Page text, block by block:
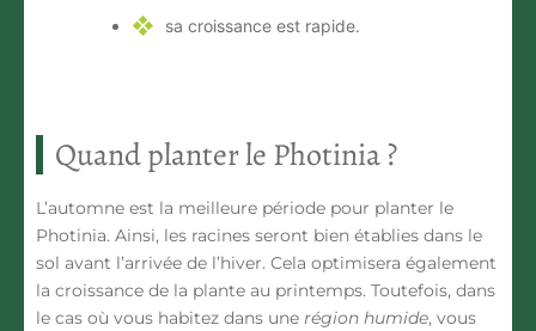
sa croissance est rapide.
Quand planter le Photinia ?
L’automne est la meilleure période pour planter le
Photinia. Ainsi, les racines seront bien établies dans le
sol avant l’arrivée de l’hiver. Cela optimisera également
la croissance de la plante au printemps. Toutefois, dans
le cas où vous habitez dans une région humide, vous